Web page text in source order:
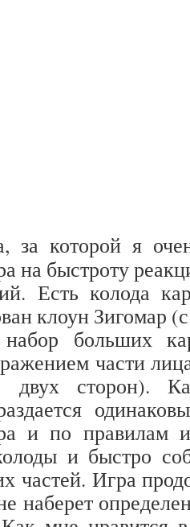
за которой я
на быстроту
Есть колода
клоун Зигомар
больших
части
двух сторон).
и по правилам
и быстро
частей. Игра
наберет